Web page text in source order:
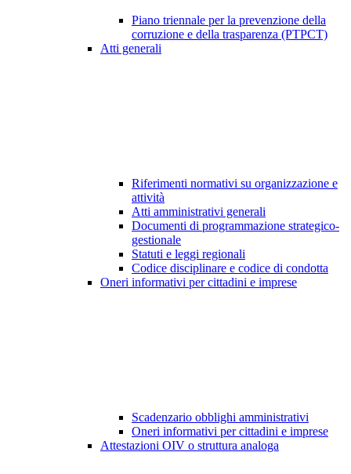
Piano triennale per la prevenzione della
corruzione e della trasparenza (PTPCT)
Atti generali
Riferimenti normativi su organizzazione e
attività
Atti amministrativi generali
Documenti di programmazione strategico-
gestionale
Statuti e leggi regionali
Codice disciplinare e codice di condotta
Oneri informativi per cittadini e imprese
Scadenzario obblighi amministrativi
Oneri informativi per cittadini e imprese
Attestazioni OIV o struttura analoga